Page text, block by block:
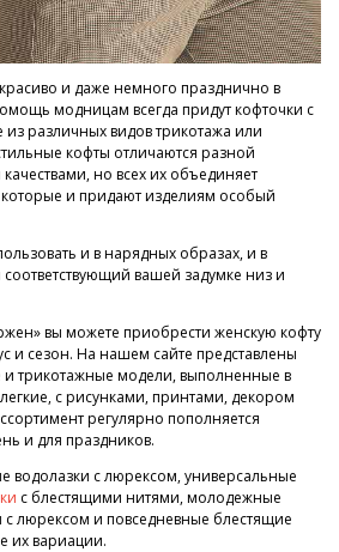
красиво и даже немного празднично в
модницам всегда придут кофточки с
различных видов трикотажа или
кофты отличаются разной
но всех их объединяет
и придают изделиям особый
и в нарядных образах, и в
вашей задумке низ и
вы можете приобрести женскую кофту
и сезон. На нашем сайте представлены
трикотажные модели, выполненные в
с рисунками, принтами, декором
регулярно пополняется
и для праздников.
водолазки с люрексом, универсальные
с блестящими нитями, молодежные
люрексом и повседневные блестящие
их вариации.